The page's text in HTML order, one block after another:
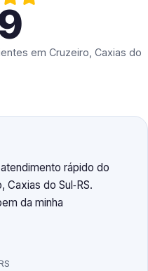
em Cruzeiro, Caxias do
rápido do
do Sul‑RS.
da minha